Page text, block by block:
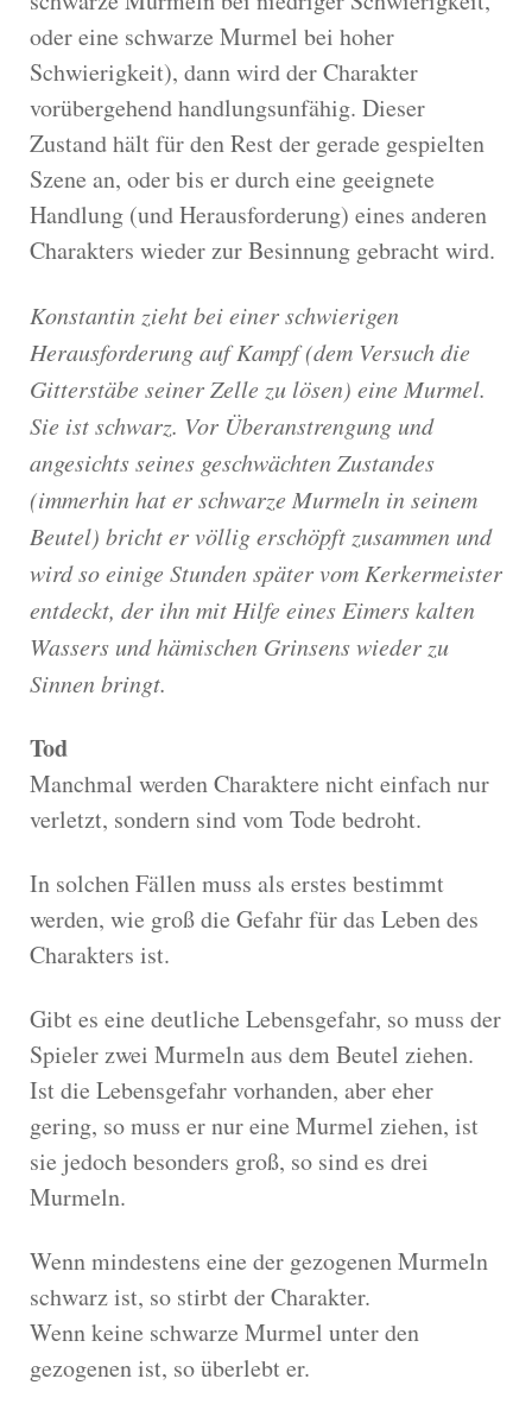
oder eine schwarze Murmel bei hoher
Schwierigkeit), dann wird der Charakter
vorübergehend handlungsunfähig. Dieser
Zustand hält für den Rest der gerade gespielten
Szene an, oder bis er durch eine geeignete
Handlung (und Herausforderung) eines anderen
Charakters wieder zur Besinnung gebracht wird.
Konstantin zieht bei einer schwierigen
Herausforderung auf Kampf (dem Versuch die
Gitterstäbe seiner Zelle zu lösen) eine Murmel.
Sie ist schwarz. Vor Überanstrengung und
angesichts seines geschwächten Zustandes
(immerhin hat er schwarze Murmeln in seinem
Beutel) bricht er völlig erschöpft zusammen und
wird so einige Stunden später vom Kerkermeister
entdeckt, der ihn mit Hilfe eines Eimers kalten
Wassers und hämischen Grinsens wieder zu
Sinnen bringt.
Tod
Manchmal werden Charaktere nicht einfach nur
verletzt, sondern sind vom Tode bedroht.
In solchen Fällen muss als erstes bestimmt
werden, wie groß die Gefahr für das Leben des
Charakters ist.
Gibt es eine deutliche Lebensgefahr, so muss der
Spieler zwei Murmeln aus dem Beutel ziehen.
Ist die Lebensgefahr vorhanden, aber eher
gering, so muss er nur eine Murmel ziehen, ist
sie jedoch besonders groß, so sind es drei
Murmeln.
Wenn mindestens eine der gezogenen Murmeln
schwarz ist, so stirbt der Charakter.
Wenn keine schwarze Murmel unter den
gezogenen ist, so überlebt er.